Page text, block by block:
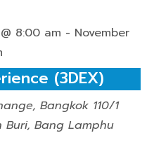
i
e
w
8:00 am - November
(3DEX)
Bangkok 110/1
Buri, Bang Lamphu